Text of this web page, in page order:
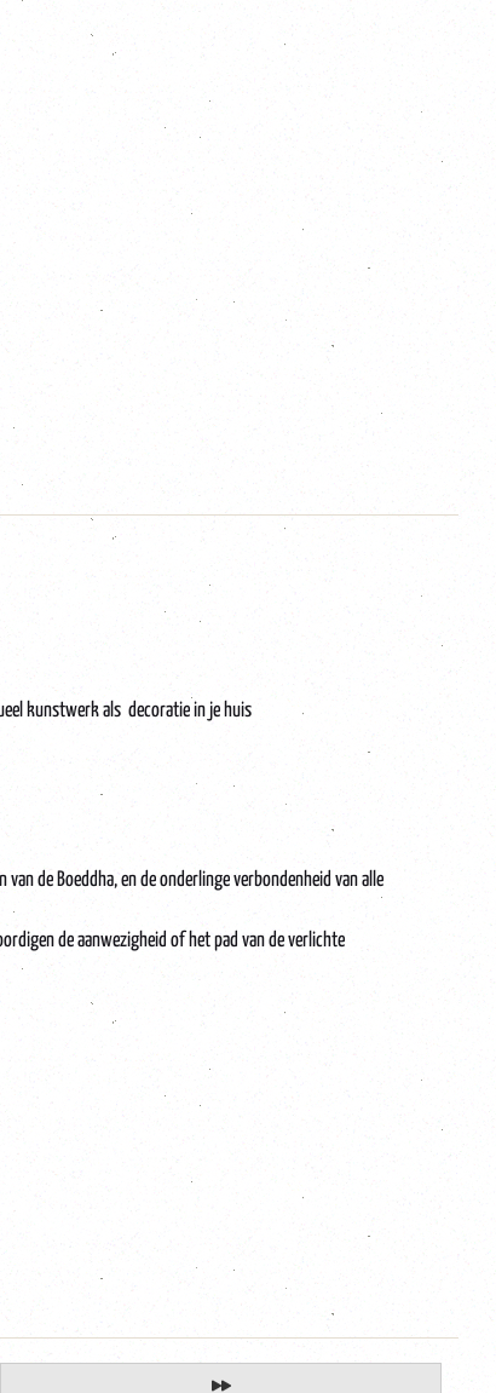
kunstwerk als decoratie in je huis
de Boeddha, en de onderlinge verbondenheid van alle
de aanwezigheid of het pad van de verlichte